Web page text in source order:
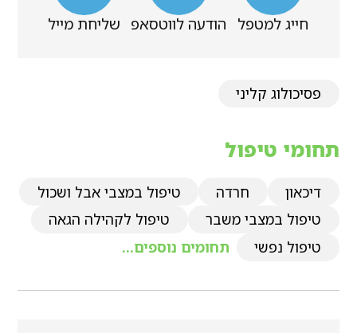
חייג למטפל הודעה לווטסאפ שליחת מייל
פסיכולוג קליני
תחומי טיפול
דיכאון חרדה
טיפול במצבי אבל ושכול
טיפול במצבי משבר
טיפול לקהילה הגאה
טיפול נפשי
תחומים נוספים...